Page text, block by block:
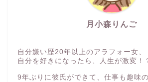
月小森りんご
自分嫌い歴20年以上のアラフォー女、
自分を好きになったら、人生が激変！
9年ぶりに彼氏ができて、仕事も趣味